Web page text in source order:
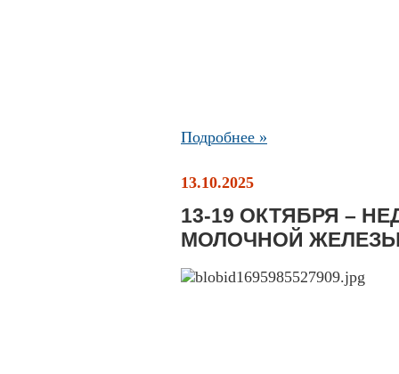
Подробнее »
13.10.2025
13-19 ОКТЯБРЯ –
МОЛОЧНОЙ